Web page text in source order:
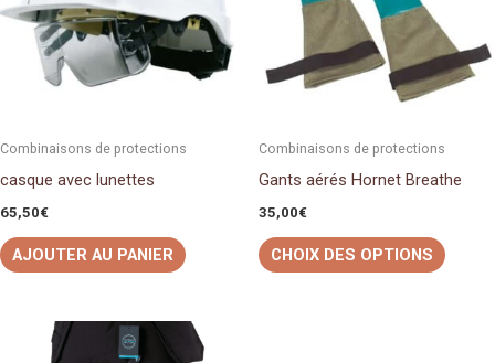
Combinaisons de protections
casque avec lunettes
65,50€
AJOUTER AU PANIER
Combinaisons de protections
Gants aérés Hornet Breathe
35,00€
CHOIX DES OPTIONS
Les
être
page
Ce